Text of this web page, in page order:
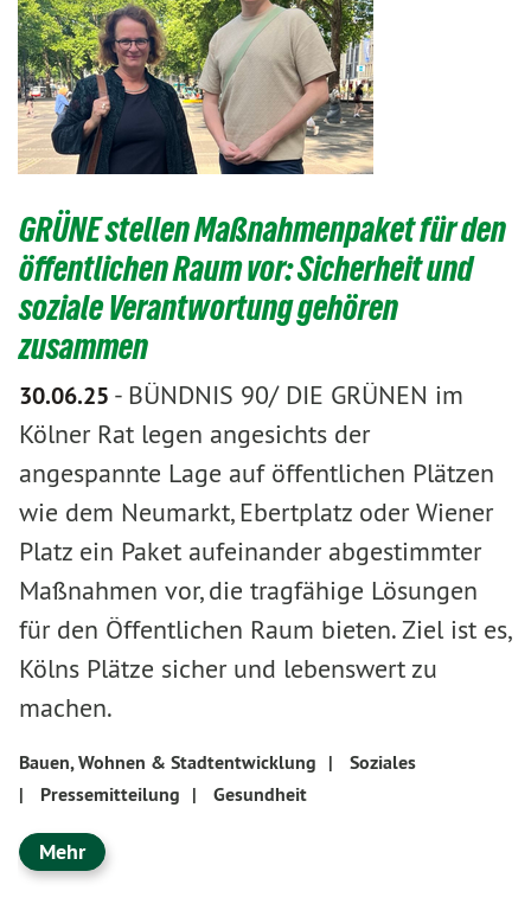
GRÜNE stellen Maßnahmenpaket für den
öffentlichen Raum vor: Sicherheit und
soziale Verantwortung gehören
zusammen
30.06.25 - BÜNDNIS 90/ DIE GRÜNEN im
Kölner Rat legen angesichts der
angespannte Lage auf öffentlichen Plätzen
wie dem Neumarkt, Ebertplatz oder Wiener
Platz ein Paket aufeinander abgestimmter
Maßnahmen vor, die tragfähige Lösungen
für den Öffentlichen Raum bieten. Ziel ist es,
Kölns Plätze sicher und lebenswert zu
machen.
Bauen, Wohnen & Stadtentwicklung |
Soziales
|
Pressemitteilung | Gesundheit
Mehr